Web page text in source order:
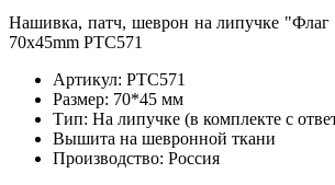
Нашивка, патч, шеврон на липучке "Флаг
70x45mm PTC571
Артикул: PTC571
Размер: 70*45 мм
Тип: На липучке (в комплекте с
Вышита на шевронной ткани
Производство: Россия